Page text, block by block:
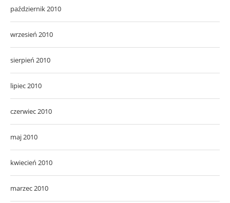
październik 2010
wrzesień 2010
sierpień 2010
lipiec 2010
czerwiec 2010
maj 2010
kwiecień 2010
marzec 2010